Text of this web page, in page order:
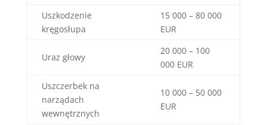
Uszkodzenie
kręgosłupa
15 000 – 80 000
EUR
Uraz głowy
20 000 – 100
000 EUR
Uszczerbek na
narządach
wewnętrznych
10 000 – 50 000
EUR